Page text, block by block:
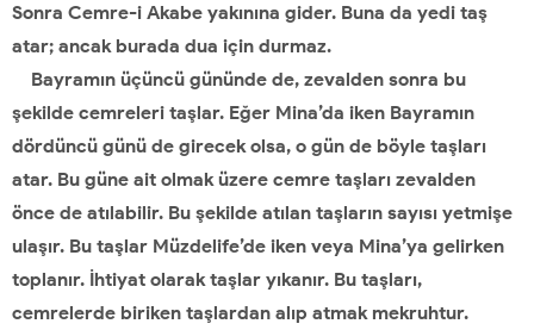
Sonra Cemre-i Akabe yakınına gider. Buna da yedi taş
atar; ancak burada dua için durmaz.
Bayramın üçüncü gününde de, zevalden sonra bu
şekilde cemreleri taşlar. Eğer Mina’da iken Bayramın
dördüncü günü de girecek olsa, o gün de böyle taşları
atar. Bu güne ait olmak üzere cemre taşları zevalden
önce de atılabilir. Bu şekilde atılan taşların sayısı yetmişe
ulaşır. Bu taşlar Müzdelife’de iken veya Mina’ya gelirken
toplanır. İhtiyat olarak taşlar yıkanır. Bu taşları,
cemrelerde biriken taşlardan alıp atmak mekruhtur.